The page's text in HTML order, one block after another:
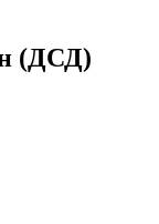
(ДСД)